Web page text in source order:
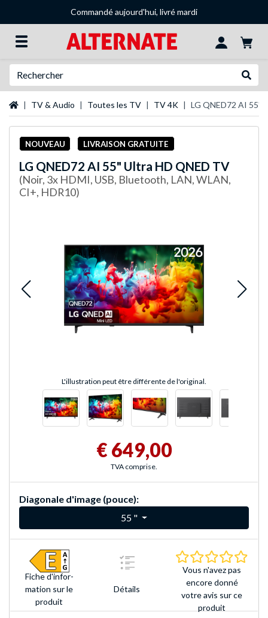
Commandé aujourd'hui, livré mardi
Page d'accueil
TV & Audio Toutes les TV TV 4K LG QNED72 AI 55"
NOUVEAU LIVRAISON GRATUITE
LG QNED72 AI 55" Ultra HD QNED TV
(Noir, 3x HDMI, USB, Bluetooth, LAN, WLAN,
CI+, HDR10)
L'illustration peut être différente de l'original.
€ 649,00
TVA comprise.
Diagonale d'image (pouce):
55 "
Fiche d'infor­
mation sur le
produit
Détails
Vous n'avez pas
encore donné
votre avis sur ce
produit